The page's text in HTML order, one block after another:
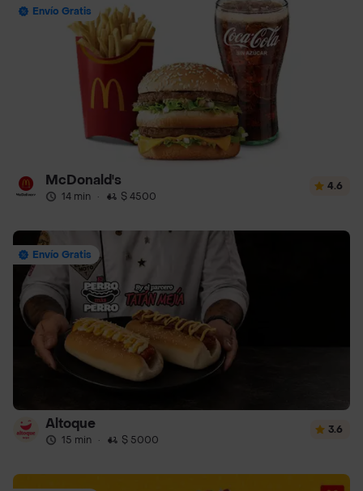
Envío Gratis
McDonald's
14 min · $ 4500
4.6
Envío Gratis
Altoque
15 min · $ 5000
3.6